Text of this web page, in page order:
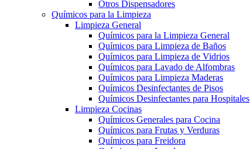
Otros Dispensadores
Químicos para la Limpieza
Limpieza General
Químicos para la Limpieza General
Químicos para Limpieza de Baños
Químicos para Limpieza de Vidrios
Químicos para Lavado de Alfombras
Químicos para Limpieza Maderas
Químicos Desinfectantes de Pisos
Químicos Desinfectantes para Hospitales
Limpieza Cocinas
Químicos Generales para Cocina
Químicos para Frutas y Verduras
Químicos para Freidora